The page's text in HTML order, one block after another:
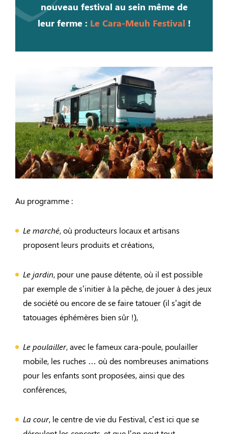
nouveau festival au sein même de
leur ferme : Le Cara-Meuh Festival !
Au programme :
Le marché, où producteurs locaux et artisans
proposent leurs produits et créations,
Le jardin, pour une pause détente, où il est possible
par exemple de s’initier à la pêche, de jouer à des jeux
de société ou encore de se faire tatouer (il s’agit de
tatouages éphémères bien sûr !),
Le poulailler, avec le fameux cara-poule, poulailler
mobile, les ruches … où des nombreuses animations
pour les enfants sont proposées, ainsi que des
conférences,
La cour, le centre de vie du Festival, c’est ici que se